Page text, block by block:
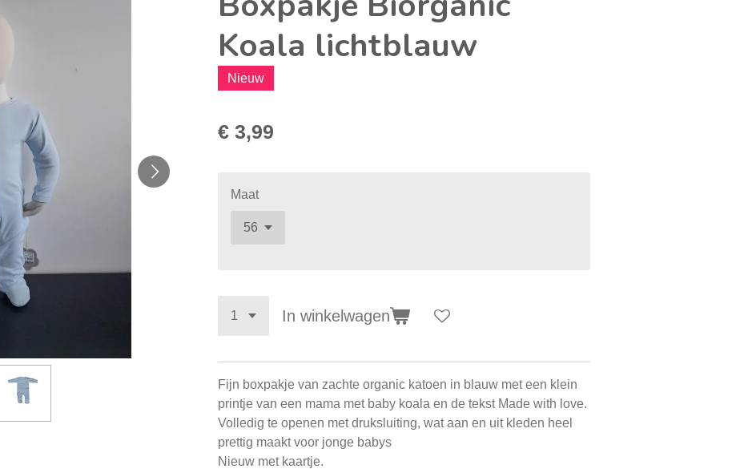
Koala lichtblauw
Nieuw
€ 3,99
Maat
In winkelwagen
Fijn boxpakje van zachte organic katoen in blauw met een klein
printje van een mama met baby koala en de tekst Made with love.
Volledig te openen met druksluiting, wat aan en uit kleden heel
prettig maakt voor jonge babys
Nieuw met kaartje.